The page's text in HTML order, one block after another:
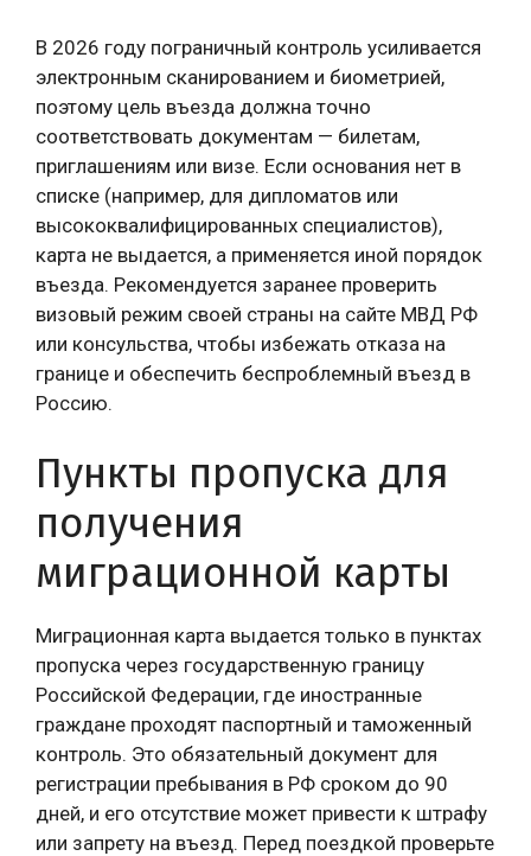
В 2026 году пограничный контроль усиливается
электронным сканированием и биометрией,
поэтому цель въезда должна точно
соответствовать документам — билетам,
приглашениям или визе. Если основания нет в
списке (например, для дипломатов или
высококвалифицированных специалистов),
карта не выдается, а применяется иной порядок
въезда. Рекомендуется заранее проверить
визовый режим своей страны на сайте МВД РФ
или консульства, чтобы избежать отказа на
границе и обеспечить беспроблемный въезд в
Россию.
Пункты пропуска для
получения
миграционной карты
Миграционная карта выдается только в пунктах
пропуска через государственную границу
Российской Федерации, где иностранные
граждане проходят паспортный и таможенный
контроль. Это обязательный документ для
регистрации пребывания в РФ сроком до 90
дней, и его отсутствие может привести к штрафу
или запрету на въезд. Перед поездкой проверьте